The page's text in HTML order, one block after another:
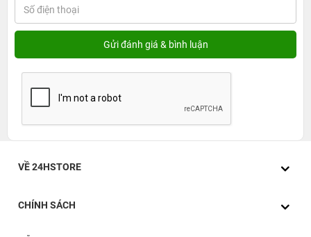
VỀ 24HSTORE
CHÍNH SÁCH